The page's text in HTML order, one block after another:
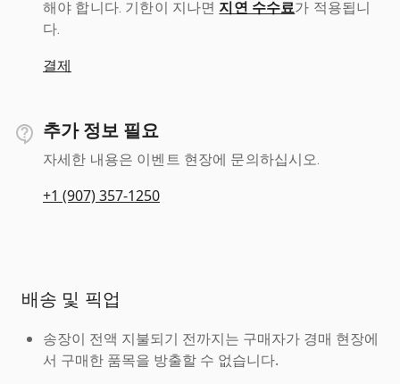
해야 합니다. 기한이 지나면 지연 수수료가 적용됩니
다.
결제
추가 정보 필요
자세한 내용은 이벤트 현장에 문의하십시오.
+1 (907) 357-1250
배송 및 픽업
송장이 전액 지불되기 전까지는 구매자가 경매 현장에
서 구매한 품목을 방출할 수 없습니다.